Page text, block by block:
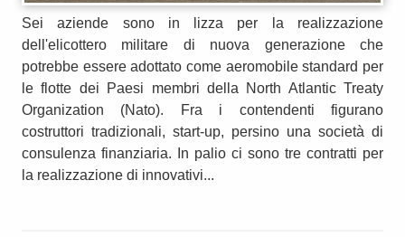
Sei aziende sono in lizza per la realizzazione
dell'elicottero militare di nuova generazione che
potrebbe essere adottato come aeromobile standard per
le flotte dei Paesi membri della North Atlantic Treaty
Organization (Nato). Fra i contendenti figurano
costruttori tradizionali, start-up, persino una società di
consulenza finanziaria. In palio ci sono tre contratti per
la realizzazione di innovativi...